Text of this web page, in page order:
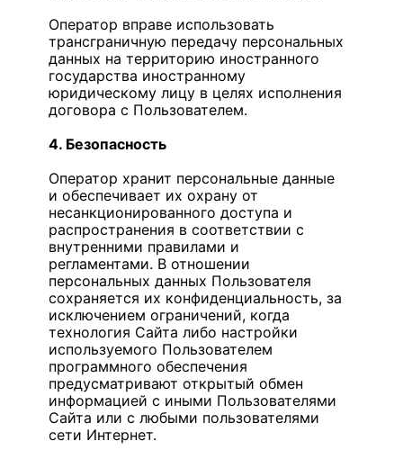
Оператор вправе использовать
трансграничную передачу персональных
данных на территорию иностранного
государства иностранному
юридическому лицу в целях исполнения
договора с Пользователем.
4. Безопасность
Оператор хранит персональные данные
и обеспечивает их охрану от
несанкционированного доступа и
распространения в соответствии с
внутренними правилами и
регламентами. В отношении
персональных данных Пользователя
сохраняется их конфиденциальность, за
исключением ограничений, когда
технология Сайта либо настройки
используемого Пользователем
программного обеспечения
предусматривают открытый обмен
информацией с иными Пользователями
Сайта или с любыми пользователями
сети Интернет.